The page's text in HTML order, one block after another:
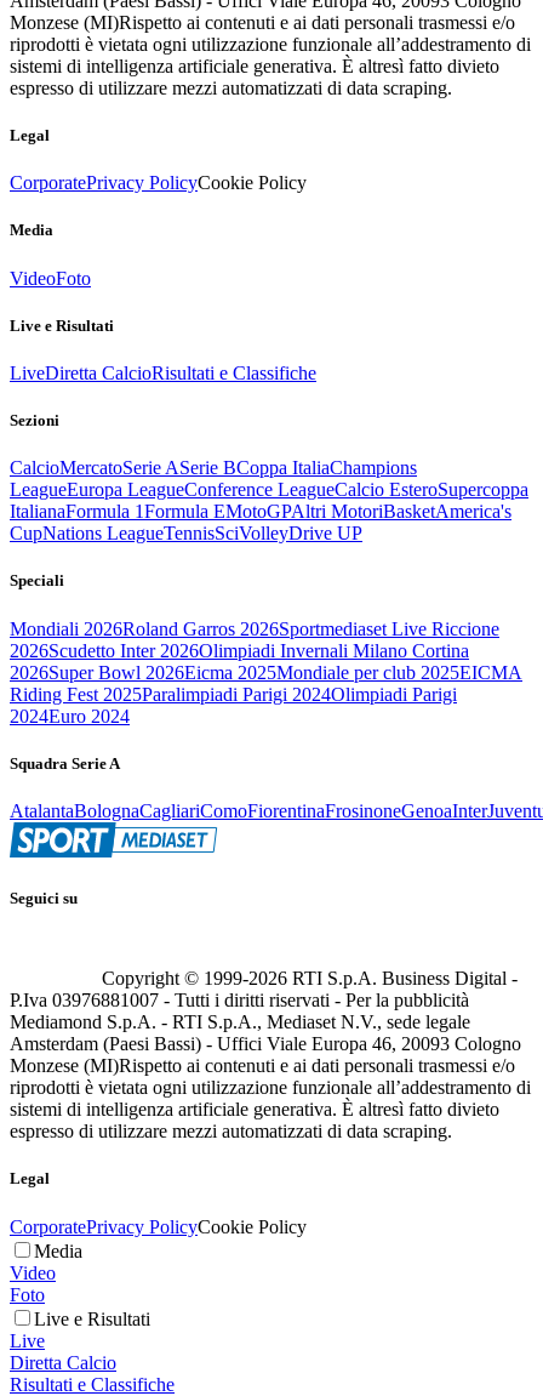
Monzese (MI)Rispetto ai contenuti e ai dati personali trasmessi e/o
riprodotti è vietata ogni utilizzazione funzionale all’addestramento di
sistemi di intelligenza artificiale generativa. È altresì fatto divieto
espresso di utilizzare mezzi automatizzati di data scraping.
Legal
CorporatePrivacy PolicyCookie Policy
Media
VideoFoto
Live e Risultati
LiveDiretta CalcioRisultati e Classifiche
Sezioni
CalcioMercatoSerie ASerie BCoppa ItaliaChampions
LeagueEuropa LeagueConference LeagueCalcio EsteroSupercoppa
ItalianaFormula 1Formula EMotoGPAltri MotoriBasketAmerica's
CupNations LeagueTennisSciVolleyDrive UP
Speciali
Mondiali 2026Roland Garros 2026Sportmediaset Live Riccione
2026Scudetto Inter 2026Olimpiadi Invernali Milano Cortina
2026Super Bowl 2026Eicma 2025Mondiale per club 2025EICMA
Riding Fest 2025Paralimpiadi Parigi 2024Olimpiadi Parigi
2024Euro 2024
Squadra Serie A
AtalantaBolognaCagliariComoFiorentinaFrosinoneGenoaInter
Seguici su
Copyright © 1999-2026 RTI S.p.A. Business Digital -
P.Iva 03976881007 - Tutti i diritti riservati - Per la pubblicità
Mediamond S.p.A. - RTI S.p.A., Mediaset N.V., sede legale
Amsterdam (Paesi Bassi) - Uffici Viale Europa 46, 20093 Cologno
Monzese (MI)Rispetto ai contenuti e ai dati personali trasmessi e/o
riprodotti è vietata ogni utilizzazione funzionale all’addestramento di
sistemi di intelligenza artificiale generativa. È altresì fatto divieto
espresso di utilizzare mezzi automatizzati di data scraping.
Legal
CorporatePrivacy PolicyCookie Policy
Media
Video
Foto
Live e Risultati
Live
Diretta Calcio
Risultati e Classifiche